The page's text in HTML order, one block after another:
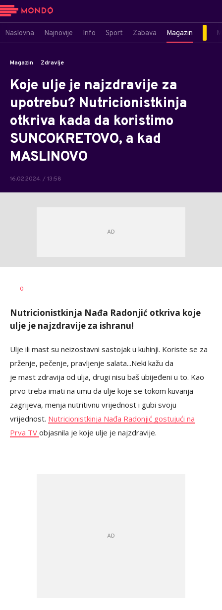
Naslovna Najnovije Info Sport Zabava Magazin
Magazin Zdravlje
Koje ulje je najzdravije za
upotrebu? Nutricionistkinja
otkriva kada da koristimo
SUNCOKRETOVO, a kad
MASLINOVO
16.02.2024. / 13:58
AUTOR
0
Nutricionistkinja Nađa Radonjić otkriva koje
ulje je najzdravije za ishranu!
Ulje ili mast su neizostavni sastojak u kuhinji. Koriste se za
prženje, pečenje, pravljenje salata...Neki kažu da
je mast zdravija od ulja, drugi nisu baš ubijeđeni u to. Kao
prvo treba imati na umu da ulje koje se tokom kuvanja
zagrijeva, menja nutritivnu vrijednost i gubi svoju
vrijednost. Nutricionistkinja Nađa Radonjić gostujući na
Prva TV objasnila je koje ulje je najzdravije.